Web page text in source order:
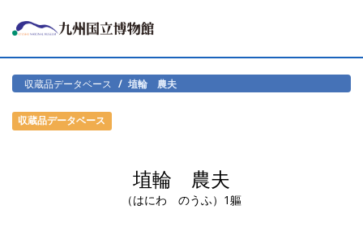
収蔵品データベース 埴輪 農夫
収蔵品データベース
埴輪 農夫
（はにわ のうふ）1軀